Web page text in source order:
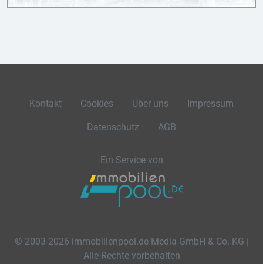
Kontakt Cookies Über uns Impressum
Datenschutz AGB
Ein Service von
© 2003-2026 immobilienpool.de Media GmbH & Co. KG |
Alle Rechte vorbehalten